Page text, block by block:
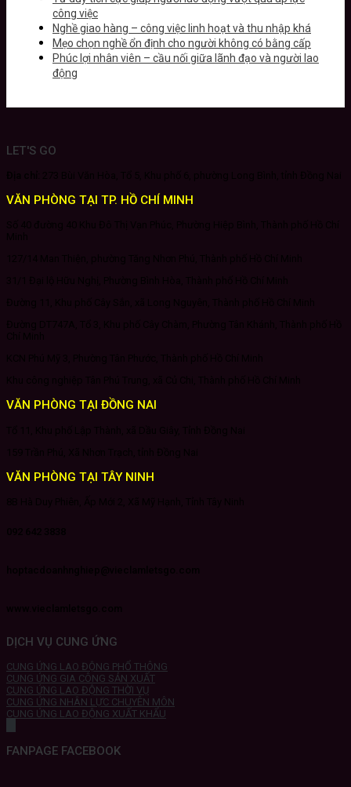
công việc
Nghề giao hàng – công việc linh hoạt và thu nhập khá
Mẹo chọn nghề ổn định cho người không có bằng cấp
Phúc lợi nhân viên – cầu nối giữa lãnh đạo và người lao
động
LET'S GO
VĂN PHÒNG TẠI TP. HỒ CHÍ MINH
VĂN PHÒNG TẠI ĐỒNG NAI
VĂN PHÒNG TẠI TÂY NINH
DỊCH VỤ CUNG ỨNG
CUNG ỨNG LAO ĐỘNG PHỔ THÔNG
CUNG ỨNG GIA CÔNG SẢN XUẤT
CUNG ỨNG LAO ĐỘNG THỜI VỤ
CUNG ỨNG NHÂN LỰC CHUYÊN MÔN
CUNG ỨNG LAO ĐỘNG XUẤT KHẨU
FANPAGE FACEBOOK